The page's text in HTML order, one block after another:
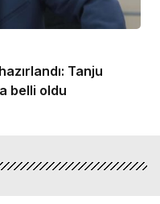
Tanju
belli oldu